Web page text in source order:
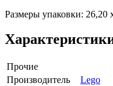
Размеры упаковки: 26,20
Прочие
Производитель
Lego